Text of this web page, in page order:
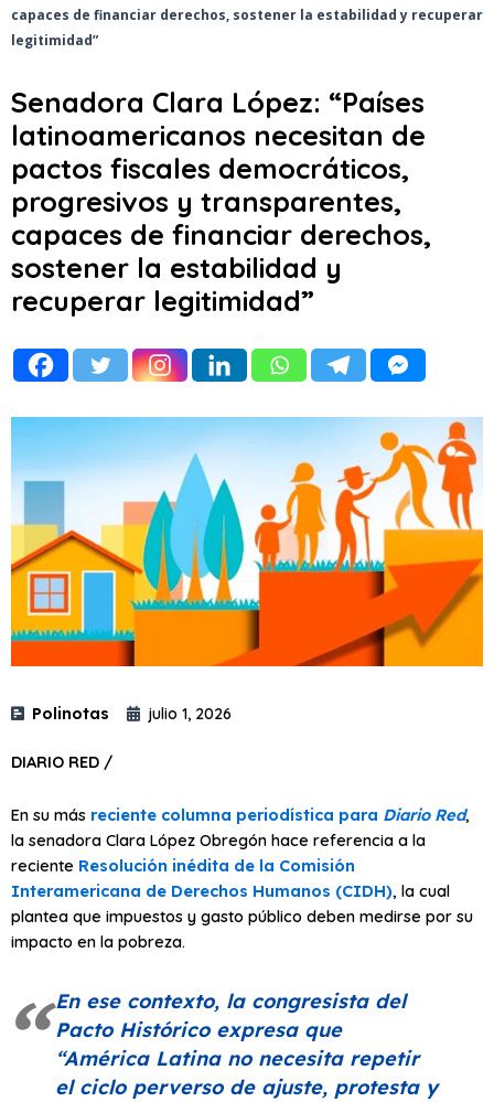
capaces de financiar derechos, sostener la estabilidad y recuperar
legitimidad”
Senadora Clara López: “Países
latinoamericanos necesitan de
pactos fiscales democráticos,
progresivos y transparentes,
capaces de financiar derechos,
sostener la estabilidad y
recuperar legitimidad”
Polinotas julio 1, 2026
DIARIO RED /
En su más reciente columna periodística para Diario Red,
la senadora Clara López Obregón hace referencia a la
reciente Resolución inédita de la Comisión
Interamericana de Derechos Humanos (CIDH), la cual
plantea que impuestos y gasto público deben medirse por su
impacto en la pobreza.
En ese contexto, la congresista del
Pacto Histórico expresa que
“América Latina no necesita repetir
el ciclo perverso de ajuste, protesta y